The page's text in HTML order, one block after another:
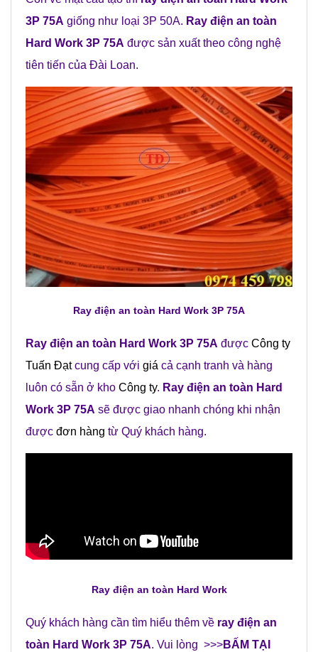
3P 75A giống như loại 3P 50A. Ray điện an toàn
Hard Work 3P 75A được sản xuất theo công nghệ
tiên tiến của Đài Loan.
Ray điện an toàn Hard Work 3P 75A
Ray điện an toàn Hard Work 3P 75A được Công ty
Tuấn Đạtcung cấp với giá cả cạnh tranh và hàng
luôn có sẵn ở kho Công ty. Ray điện an toàn Hard
Work 3P 75A sẽ được giao nhanh chóng khi nhận
được đơn hàng từ Quý khách hàng.
Ray điện an toàn Hard Work
Quý khách hàng cần tìm hiểu thêm về ray điện an
toàn Hard Work 3P 75A. Vui lòng >>>BẤM TẠI